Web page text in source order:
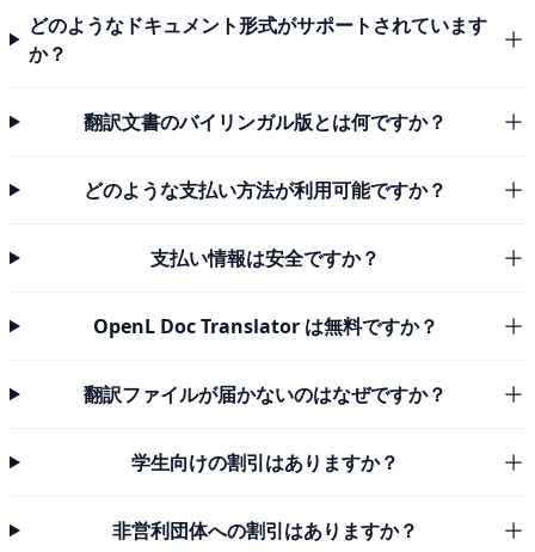
どのようなドキュメント形式がサポートされています
か？
翻訳文書のバイリンガル版とは何ですか？
どのような支払い方法が利用可能ですか？
支払い情報は安全ですか？
OpenL Doc Translator は無料ですか？
翻訳ファイルが届かないのはなぜですか？
学生向けの割引はありますか？
非営利団体への割引はありますか？